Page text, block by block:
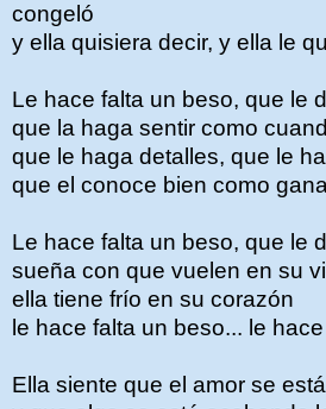
congeló
y ella quisiera decir, y ella le
Le hace falta un beso, que le
que la haga sentir como
que le haga detalles, que le
que el conoce bien como
Le hace falta un beso, que le
sueña con que vuelen en su
ella tiene frío en su corazón
le hace falta un beso... le
Ella siente que el amor se